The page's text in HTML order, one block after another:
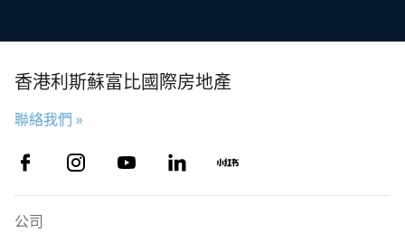
香港利斯蘇富比國際房地產
聯絡我們 »
公司